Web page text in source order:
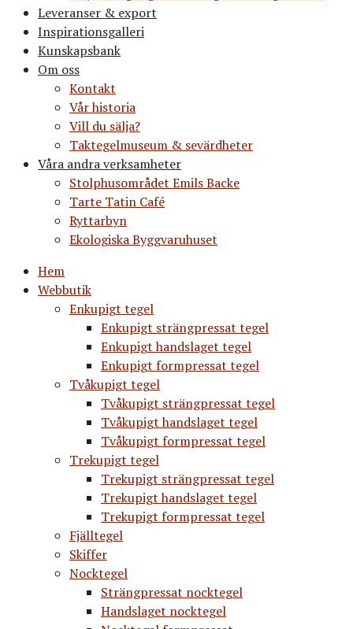
Leveranser & export
Inspirationsgalleri
Kunskapsbank
Om oss
Kontakt
Vår historia
Vill du sälja?
Taktegelmuseum & sevärdheter
Våra andra verksamheter
Stolphusområdet Emils Backe
Tarte Tatin Café
Ryttarbyn
Ekologiska Byggvaruhuset
Hem
Webbutik
Enkupigt tegel
Enkupigt strängpressat tegel
Enkupigt handslaget tegel
Enkupigt formpressat tegel
Tvåkupigt tegel
Tvåkupigt strängpressat tegel
Tvåkupigt handslaget tegel
Tvåkupigt formpressat tegel
Trekupigt tegel
Trekupigt strängpressat tegel
Trekupigt handslaget tegel
Trekupigt formpressat tegel
Fjälltegel
Skiffer
Nocktegel
Strängpressat nocktegel
Handslaget nocktegel